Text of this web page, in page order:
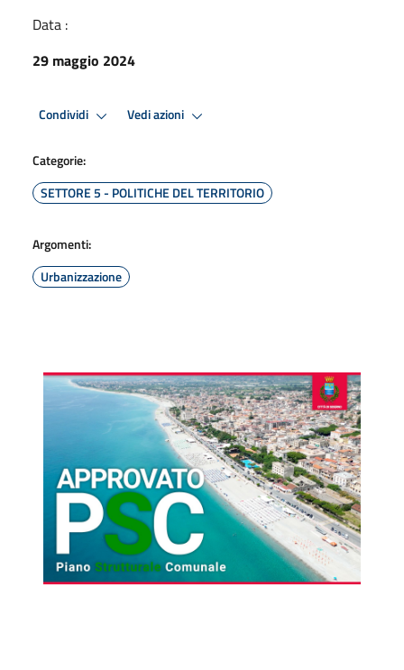
Data :
29 maggio 2024
Condividi Vedi azioni
Categorie:
SETTORE 5 - POLITICHE DEL TERRITORIO
Argomenti:
Urbanizzazione